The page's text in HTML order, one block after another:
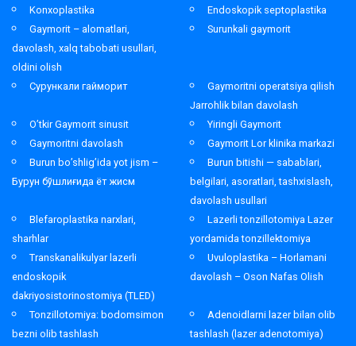
Konxoplastika
Endoskopik septoplastika
Gaymorit – alomatlari,
davolash, xalq tabobati usullari,
oldini olish
Surunkali gaymorit
Сурункали гайморит
Gaymoritni operatsiya qilish
Jarrohlik bilan davolash
O’tkir Gaymorit sinusit
Yiringli Gaymorit
Gaymoritni davolash
Gaymorit Lor klinika markazi
Burun bo’shlig’ida yot jism –
Бурун бўшлиғида ёт жисм
Burun bitishi — sabablari,
belgilari, asoratlari, tashxislash,
davolash usullari
Blefaroplastika narxlari,
sharhlar
Lazerli tonzillotomiya Lazer
yordamida tonzillektomiya
Transkanalikulyar lazerli
endoskopik
dakriyosistorinostomiya (TLED)
Uvuloplastika – Horlamani
davolash – Oson Nafas Olish
Tonzillotomiya: bodomsimon
bezni olib tashlash
Adenoidlarni lazer bilan olib
tashlash (lazer adenotomiya)